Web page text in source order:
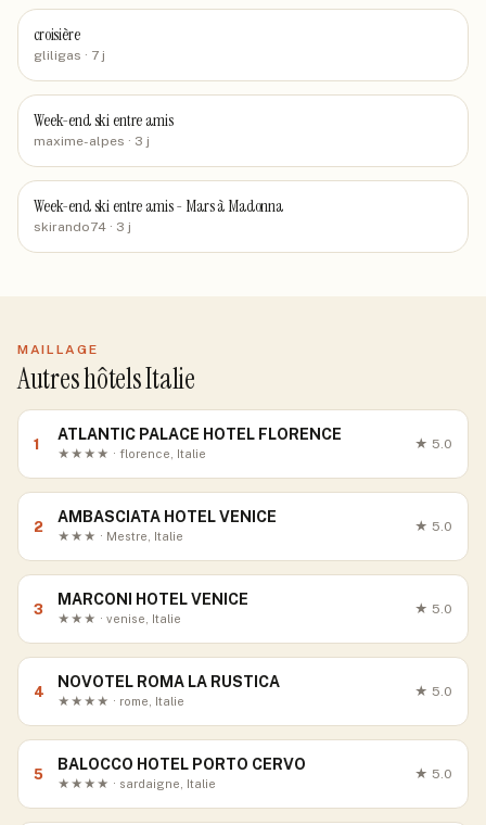
croisière
gliligas · 7 j
Week-end ski entre amis
maxime-alpes · 3 j
Week-end ski entre amis - Mars à Madonna
skirando74 · 3 j
MAILLAGE
Autres hôtels Italie
1
ATLANTIC PALACE HOTEL FLORENCE
★★★★ · florence, Italie
★ 5.0
2
AMBASCIATA HOTEL VENICE
★★★ · Mestre, Italie
★ 5.0
3
MARCONI HOTEL VENICE
★★★ · venise, Italie
★ 5.0
4
NOVOTEL ROMA LA RUSTICA
★★★★ · rome, Italie
★ 5.0
5
BALOCCO HOTEL PORTO CERVO
★★★★ · sardaigne, Italie
★ 5.0